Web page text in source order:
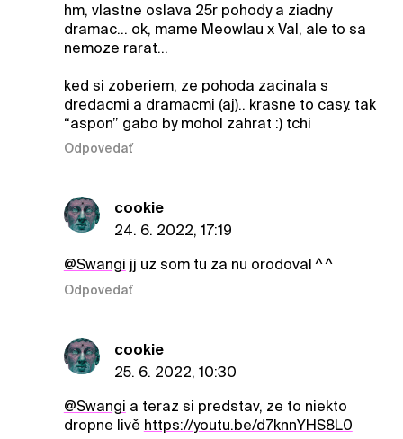
hm, vlastne oslava 25r pohody a ziadny
dramac… ok, mame Meowlau x Val, ale to sa
nemoze rarat…
ked si zoberiem, ze pohoda zacinala s
dredacmi a dramacmi (aj).. krasne to casy. tak
“aspon” gabo by mohol zahrat :) tchi
Odpovedať
cookie
24. 6. 2022, 17:19
@Swangi jj uz som tu za nu orodoval ^ ^
Odpovedať
cookie
25. 6. 2022, 10:30
@Swangi a teraz si predstav, ze to niekto
dropne livě https://youtu.be/d7knnYHS8L0